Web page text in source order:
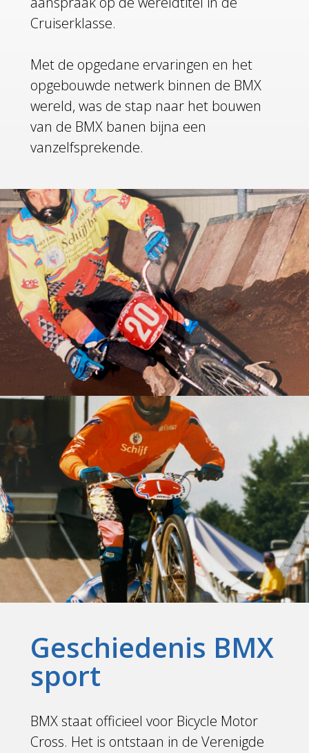
Cruiserklasse.
Met de opgedane ervaringen en het
opgebouwde netwerk binnen de BMX
wereld, was de stap naar het bouwen
van de BMX banen bijna een
vanzelfsprekende.
Geschiedenis BMX
sport
BMX staat officieel voor Bicycle Motor
Cross. Het is ontstaan in de Verenigde